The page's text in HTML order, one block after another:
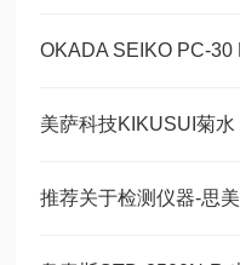
美萨科技KIKUSUI菊